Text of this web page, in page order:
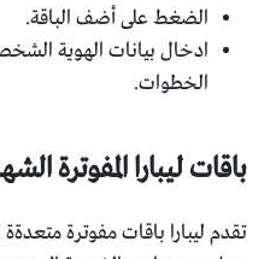
الضغط على أضف الباقة.
ادخال بيانات الهوية
الخطوات.
باقات ليبارا المفوترة